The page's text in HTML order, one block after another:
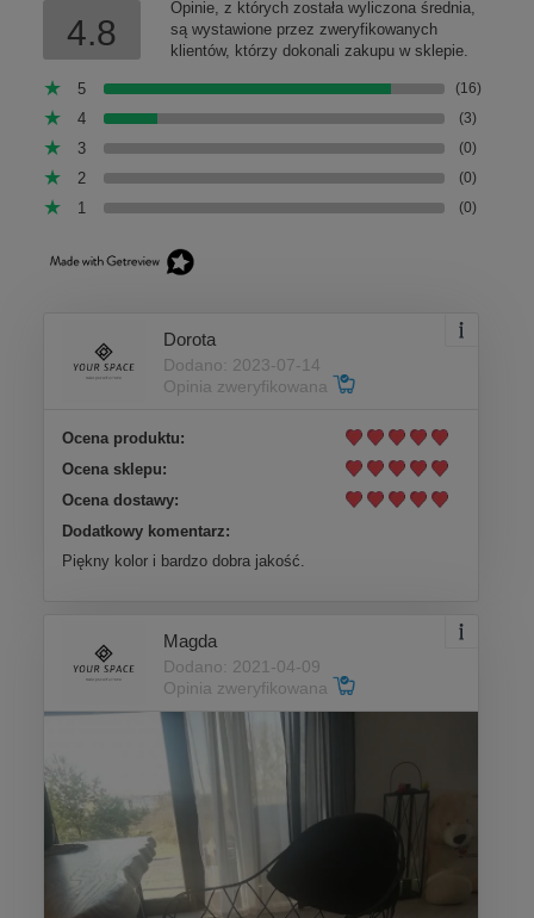
4.8
Opinie, z których została wyliczona średnia,
są wystawione przez zweryfikowanych
klientów, którzy dokonali zakupu w sklepie.
5 (16)
4 (3)
3 (0)
2 (0)
1 (0)
Dorota
Dodano: 2023-07-14
Opinia zweryfikowana
Ocena produktu:
Ocena sklepu:
Ocena dostawy:
Dodatkowy komentarz:
Piękny kolor i bardzo dobra jakość.
Magda
Dodano: 2021-04-09
Opinia zweryfikowana